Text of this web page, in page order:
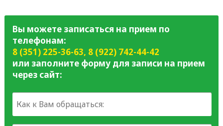
Вы можете записаться на прием по
телефонам:
8 (351) 225-36-63, 8 (922) 742-44-42
или заполните форму для записи на прием
через сайт: